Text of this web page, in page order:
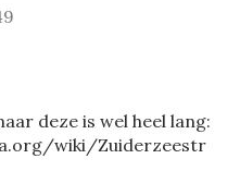
deze is wel heel lang:
wiki/Zuiderzeestr